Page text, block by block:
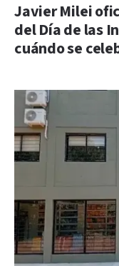
Javier Milei
del Día de las
cuándo se